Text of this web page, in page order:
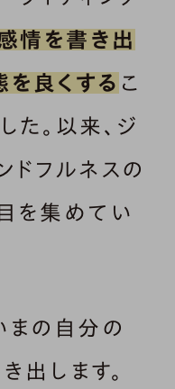
情を書き出
良くする こ
た。以来、ジ
ドフルネスの
を集めてい
まの自分の
出します。